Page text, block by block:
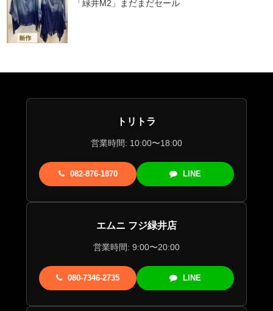
「緑井M2」まだまだセール
トリトラ
営業時間: 10:00〜18:00
082-876-1870 LINE
エムニ フジ緑井店
営業時間: 9:00〜20:00
080-7346-2735 LINE